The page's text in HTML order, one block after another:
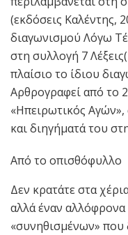
(εκδόσεις Καλέντης,
διαγωνισμού Λόγω
στη συλλογή 7
πλαίσιο το ίδιου
Αρθρογραφεί από το
«Ηπειρωτικός
και διηγήματά του
Από το οπισθόφυλλο
Δεν κρατάτε στα
αλλά έναν
«συνηθισμένων» που